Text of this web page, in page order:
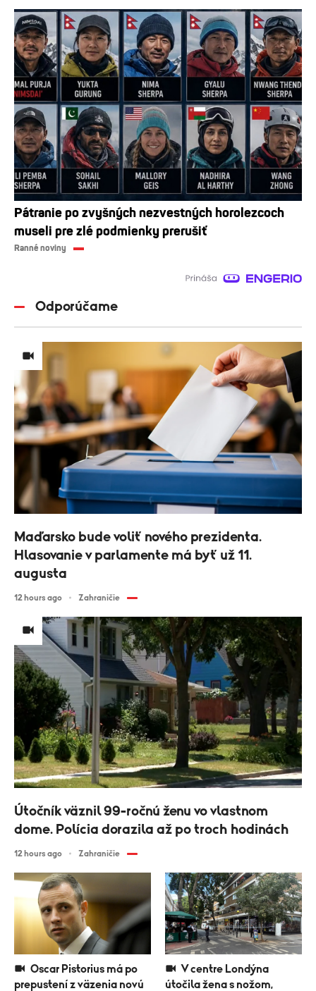
Pátranie po zvyšných nezvestných horolezcoch
museli pre zlé podmienky prerušiť
Ranné noviny
Odporúčame
Maďarsko bude voliť nového prezidenta.
Hlasovanie v parlamente má byť už 11.
augusta
12 hours ago Zahraničie
Útočník väznil 99-ročnú ženu vo vlastnom
dome. Polícia dorazila až po troch hodinách
12 hours ago Zahraničie
prepustení z väzenia novú
V centre Londýna
útočila žena s nožom,